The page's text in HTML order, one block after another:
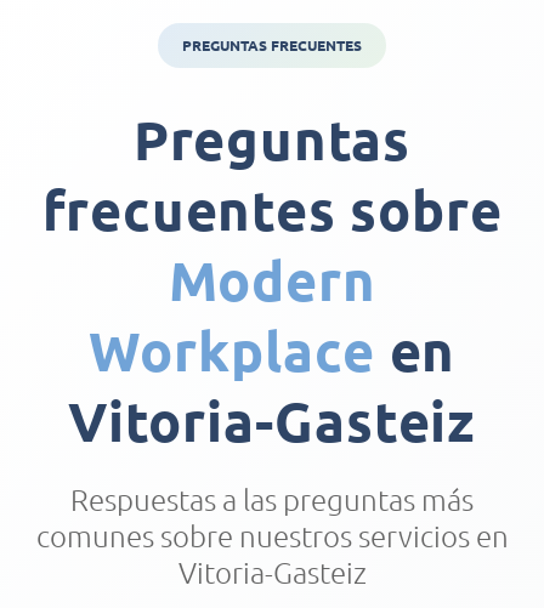
PREGUNTAS FRECUENTES
Preguntas
frecuentes sobre
Modern
Workplace en
Vitoria-Gasteiz
Respuestas a las preguntas más
comunes sobre nuestros servicios en
Vitoria-Gasteiz